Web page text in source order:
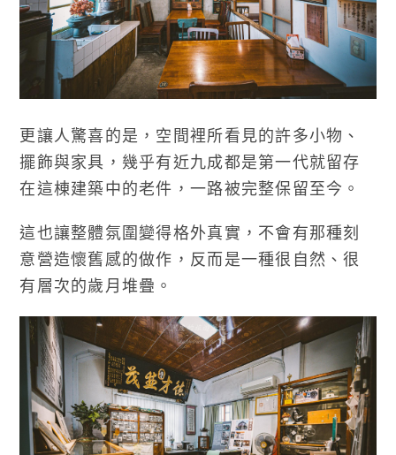
更讓人驚喜的是，空間裡所看見的許多小物、
擺飾與家具，幾乎有近九成都是第一代就留存
在這棟建築中的老件，一路被完整保留至今。
這也讓整體氛圍變得格外真實，不會有那種刻
意營造懷舊感的做作，反而是一種很自然、很
有層次的歲月堆疊。